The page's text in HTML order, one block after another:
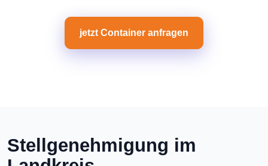
jetzt Container anfragen
Stellgenehmigung im